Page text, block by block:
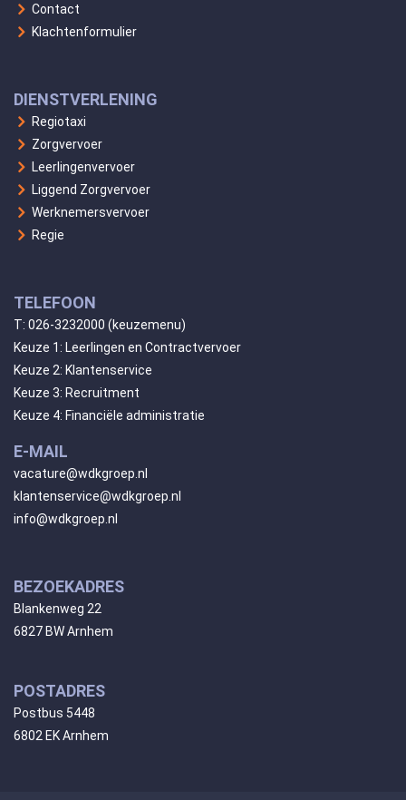
Contact
Klachtenformulier
DIENSTVERLENING
Regiotaxi
Zorgvervoer
Leerlingenvervoer
Liggend Zorgvervoer
Werknemersvervoer
Regie
TELEFOON
T: 026-3232000 (keuzemenu)
Keuze 1: Leerlingen en Contractvervoer
Keuze 2: Klantenservice
Keuze 3: Recruitment
Keuze 4: Financiële administratie
E-MAIL
vacature@wdkgroep.nl
klantenservice@wdkgroep.nl
info@wdkgroep.nl
BEZOEKADRES
Blankenweg 22
6827 BW Arnhem
POSTADRES
Postbus 5448
6802 EK Arnhem